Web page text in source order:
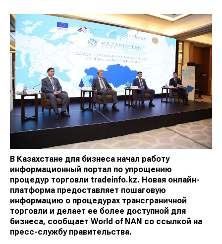
В Казахстане для бизнеса начал работу
информационный портал по упрощению
процедур торговли tradeinfo.kz. Новая онлайн-
платформа предоставляет пошаговую
информацию о процедурах трансграничной
торговли и делает ее более доступной для
бизнеса, сообщает World of NAN со ссылкой на
пресс-службу правительства.